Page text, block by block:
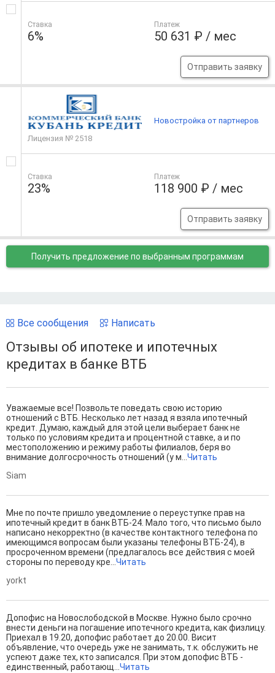
Ставка
6%
Платеж
50 631 ₽ / мес
Отправить заявку
Лицензия № 2518
Ставка
23%
Платеж
118 900 ₽ / мес
Отправить заявку
Новостройка от партнеров
Получить предложение по выбранным программам
Все сообщения Написать
Отзывы об ипотеке и ипотечных
кредитах в банке ВТБ
Уважаемые все! Позвольте поведать свою историю
отношений с ВТБ. Несколько лет назад я взяла ипотечный
кредит. Думаю, каждый для этой цели выберает банк не
только по условиям кредита и процентной ставке, а и по
местоположению и режиму работы филиалов, беря во
внимание долгосрочность отношений (у м...Читать
Siam
Мне по почте пришло уведомление о переуступке прав на
ипотечный кредит в банк ВТБ-24. Мало того, что письмо было
написано некорректно (в качестве контактного телефона по
имеющимся вопросам были указаны телефоны ВТБ-24), в
просроченном времени (предлагалось все действия с моей
стороны по переводу кре...Читать
yorkt
Допофис на Новослободской в Москве. Нужно было срочно
внести деньги на погашение ипотечного кредита, как физлицу.
Приехал в 19.20, допофис работает до 20.00. Висит
объявление, что очередь уже не занимать, т.к. обслужить не
успеют даже тех, кто записался. При этом допофис ВТБ -
единственный, работающ...Читать